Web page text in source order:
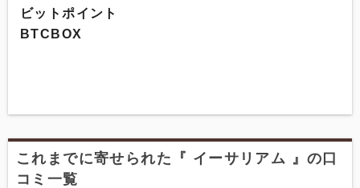
ビットポイント
BTCBOX
これまでに寄せられた『 イーサリアム 』の口
コミ一覧